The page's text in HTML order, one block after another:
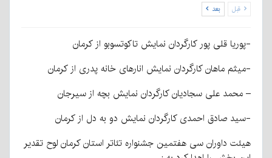
قبل بعد
-پوریا قلی پور کارگردان نمایش تاکوتسوبو از کرمان
-میثم ماهان کارگردان نمایش انارهای خانه پدری از کرمان
– محمد علی سجادیان کارگردان نمایش بچه از سیرجان
-سید صادق احمدی کارگردان نمایش دو به دل از کرمان
هیئت داوران سی هفتمین جشنواره تئاتر استان کرمان لوح تقدیر